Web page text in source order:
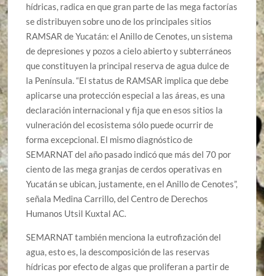
hídricas, radica en que gran parte de las mega factorías
se distribuyen sobre uno de los principales sitios
RAMSAR de Yucatán: el Anillo de Cenotes, un sistema
de depresiones y pozos a cielo abierto y subterráneos
que constituyen la principal reserva de agua dulce de
la Península. “El status de RAMSAR implica que debe
aplicarse una protección especial a las áreas, es una
declaración internacional y fija que en esos sitios la
vulneración del ecosistema sólo puede ocurrir de
forma excepcional. El mismo diagnóstico de
SEMARNAT del año pasado indicó que más del 70 por
ciento de las mega granjas de cerdos operativas en
Yucatán se ubican, justamente, en el Anillo de Cenotes”,
señala Medina Carrillo, del Centro de Derechos
Humanos Utsil Kuxtal AC.
SEMARNAT también menciona la eutrofización del
agua, esto es, la descomposición de las reservas
hídricas por efecto de algas que proliferan a partir de